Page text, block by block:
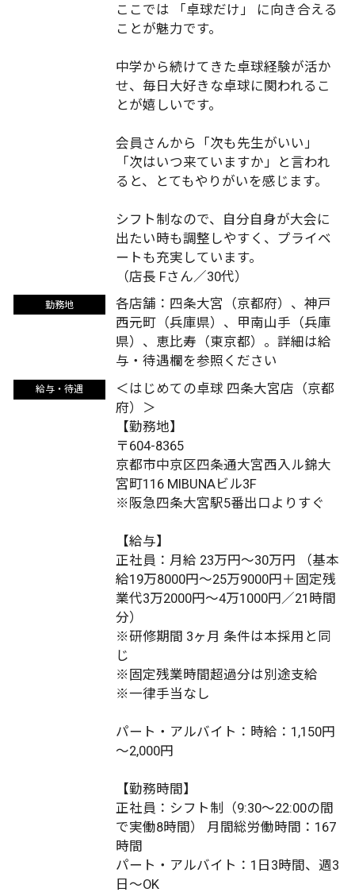
ここでは 「卓球だけ」 に向き合える
ことが魅力です。
中学から続けてきた卓球経験が活か
せ、毎日大好きな卓球に関われるこ
とが嬉しいです。
会員さんから「次も先生がいい」
「次はいつ来ていますか」と言われ
ると、とてもやりがいを感じます。
シフト制なので、自分自身が大会に
出たい時も調整しやすく、プライベ
ートも充実しています。
（店長 Fさん／30代）
勤務地
各店舗：四条大宮（京都府）、神戸
西元町（兵庫県）、甲南山手（兵庫
県）、恵比寿（東京都）。詳細は給
与・待遇欄を参照ください
給与・待遇
＜はじめての卓球 四条大宮店（京都
府）＞
【勤務地】
〒604-8365
京都市中京区四条通大宮西入ル錦大
宮町116 MIBUNAビル3F
※阪急四条大宮駅5番出口よりすぐ
【給与】
正社員：月給 23万円～30万円 （基本
給19万8000円～25万9000円＋固定残
業代3万2000円～4万1000円／21時間
分）
※研修期間 3ヶ月 条件は本採用と同
じ
※固定残業時間超過分は別途支給
※一律手当なし
パート・アルバイト：時給：1,150円
～2,000円
【勤務時間】
正社員：シフト制（9:30～22:00の間
で実働8時間） 月間総労働時間：167
時間
パート・アルバイト：1日3時間、週3
日～OK